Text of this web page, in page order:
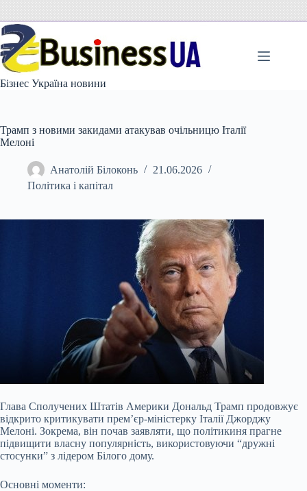
вмісту
Бізнес Україна новини
Трамп з новими закидами атакував очільницю Італії
Мелоні
Анатолій Білоконь
21.06.2026
Політика і капітал
Глава Сполучених Штатів Америки Дональд Трамп продовжує
відкрито критикувати прем’єр-міністерку Італії Джорджу
Мелоні. Зокрема, він почав заявляти, що політикиня прагне
підвищити власну популярність, використовуючи “дружні
стосунки” з лідером Білого дому.
Основні моменти: